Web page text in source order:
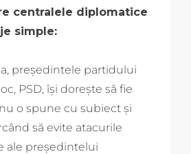
centralele diplomatice
simple:
președintele partidului
PSD, își dorește să fie
o spune cu subiect și
să evite atacurile
ale președintelui